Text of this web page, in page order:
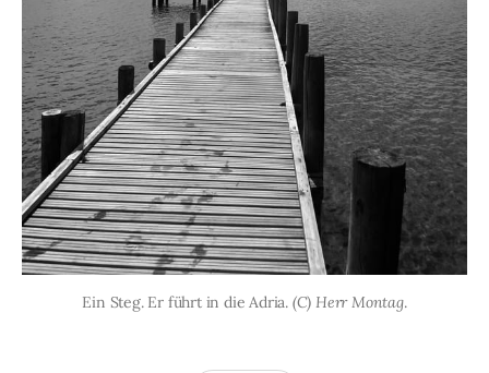
Ein Steg. Er führt in die Adria. (C) Herr Montag.